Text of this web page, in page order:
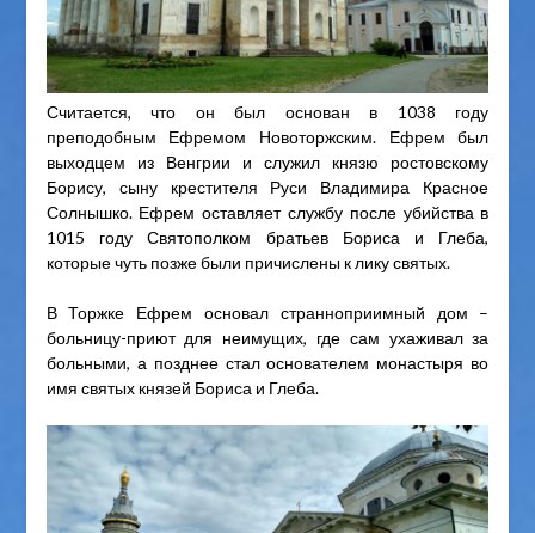
Считается, что он был основан в 1038 году
преподобным Ефремом Новоторжским. Ефрем был
выходцем из Венгрии и служил князю ростовскому
Борису, сыну крестителя Руси Владимира Красное
Солнышко. Ефрем оставляет службу после убийства в
1015 году Святополком братьев Бориса и Глеба,
которые чуть позже были причислены к лику святых.
В Торжке Ефрем основал странноприимный дом –
больницу-приют для неимущих, где сам ухаживал за
больными, а позднее стал основателем монастыря во
имя святых князей Бориса и Глеба.